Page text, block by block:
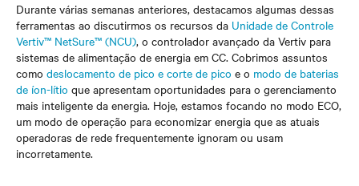
Durante várias semanas anteriores, destacamos algumas dessas
ferramentas ao discutirmos os recursos da Unidade de Controle
Vertiv™ NetSure™ (NCU), o controlador avançado da Vertiv para
sistemas de alimentação de energia em CC. Cobrimos assuntos
como deslocamento de pico e corte de pico e o modo de baterias
de íon-lítio que apresentam oportunidades para o gerenciamento
mais inteligente da energia. Hoje, estamos focando no modo ECO,
um modo de operação para economizar energia que as atuais
operadoras de rede frequentemente ignoram ou usam
incorretamente.